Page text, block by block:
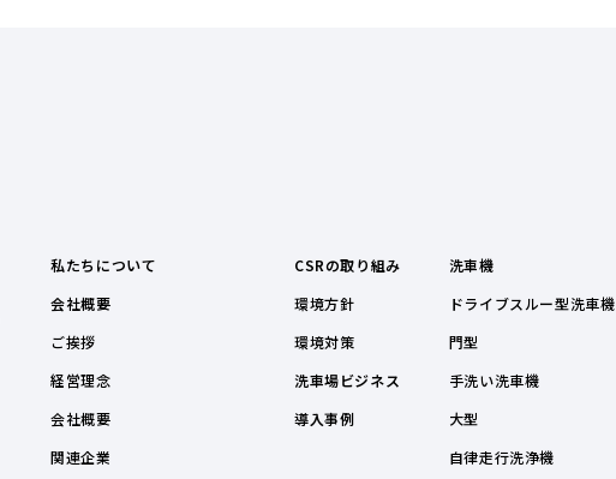
私たちについて
会社概要
ご挨拶
経営理念
会社概要
関連企業
CSRの取り組み
環境方針
環境対策
洗車場ビジネス
導入事例
洗車機
ドライブスルー型洗車機
門型
手洗い洗車機
大型
自律走行洗浄機